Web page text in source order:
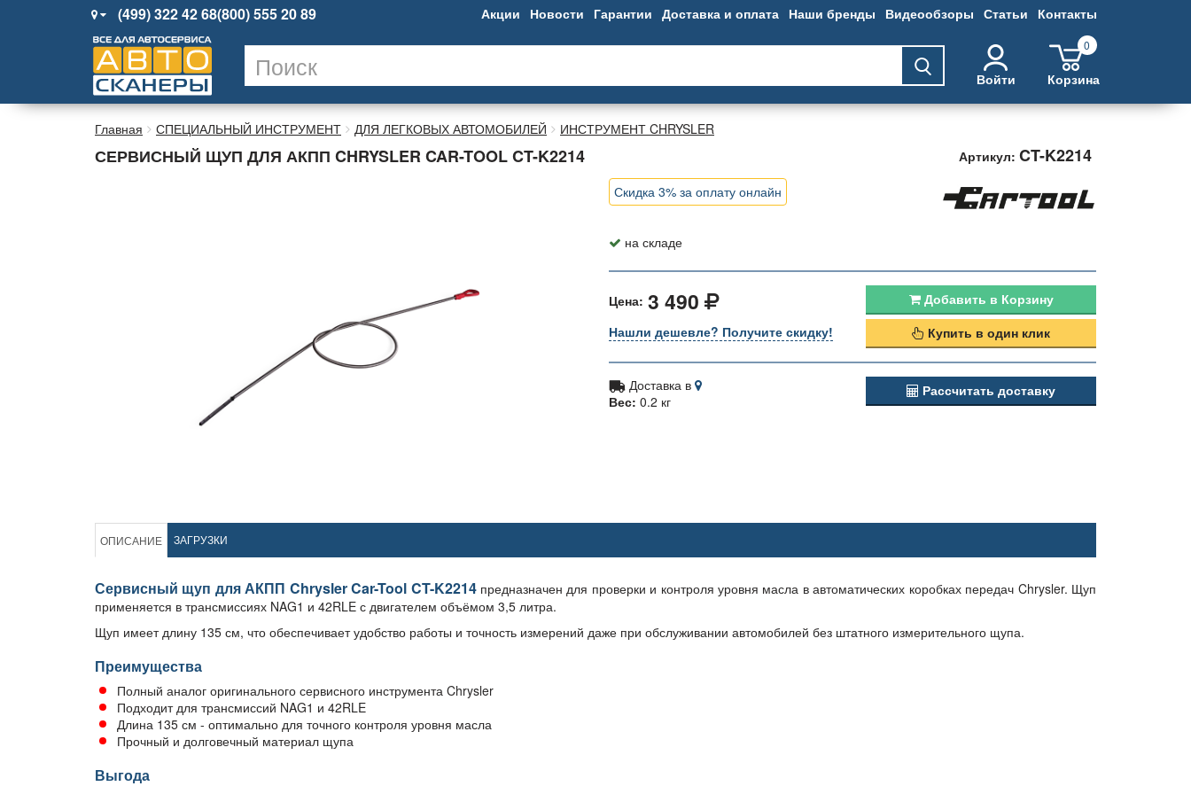
(499) 322 42 68(800) 555 20 89 Акции Новости Гарантии Доставка и оплата Наши бренды Видеообзоры Статьи Контакты
Войти
0
Корзина
Главная СПЕЦИАЛЬНЫЙ ИНСТРУМЕНТ ДЛЯ ЛЕГКОВЫХ АВТОМОБИЛЕЙ ИНСТРУМЕНТ CHRYSLER
СЕРВИСНЫЙ ЩУП ДЛЯ АКПП CHRYSLER CAR-TOOL CT-K2214 Артикул: CT-K2214
Скидка 3% за оплату онлайн
на складе
Цена: 3 490
Нашли дешевле? Получите скидку!
Добавить в Корзину
Купить в один клик
Доставка в
Вес: 0.2 кг
Рассчитать доставку
ОПИСАНИЕ ЗАГРУЗКИ
Сервисный щуп для АКПП Chrysler Car-Tool CT-K2214предназначен для проверки и контроля уровня масла в автоматических коробках передач Chrysler. Щуп
применяется в трансмиссиях NAG1 и 42RLE с двигателем объёмом 3,5 литра.
Щуп имеет длину 135 см, что обеспечивает удобство работы и точность измерений даже при обслуживании автомобилей без штатного измерительного щупа.
Преимущества
Полный аналог оригинального сервисного инструмента Chrysler
Подходит для трансмиссий NAG1 и 42RLE
Длина 135 см - оптимально для точного контроля уровня масла
Прочный и долговечный материал щупа
Выгода